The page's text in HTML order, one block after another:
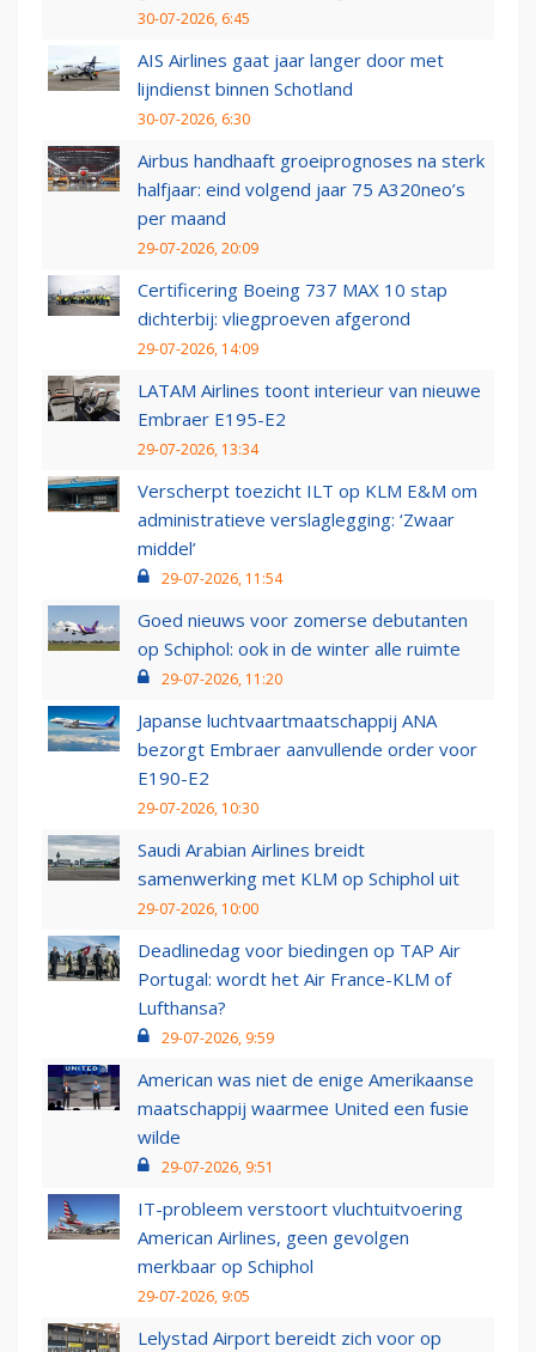
30-07-2026, 6:45
AIS Airlines gaat jaar langer door met
lijndienst binnen Schotland
30-07-2026, 6:30
Airbus handhaaft groeiprognoses na sterk
halfjaar: eind volgend jaar 75 A320neo’s
per maand
29-07-2026, 20:09
Certificering Boeing 737 MAX 10 stap
dichterbij: vliegproeven afgerond
29-07-2026, 14:09
LATAM Airlines toont interieur van nieuwe
Embraer E195-E2
29-07-2026, 13:34
Verscherpt toezicht ILT op KLM E&M om
administratieve verslaglegging: ‘Zwaar
middel’
29-07-2026, 11:54
Goed nieuws voor zomerse debutanten
op Schiphol: ook in de winter alle ruimte
29-07-2026, 11:20
Japanse luchtvaartmaatschappij ANA
bezorgt Embraer aanvullende order voor
E190-E2
29-07-2026, 10:30
Saudi Arabian Airlines breidt
samenwerking met KLM op Schiphol uit
29-07-2026, 10:00
Deadlinedag voor biedingen op TAP Air
Portugal: wordt het Air France-KLM of
Lufthansa?
29-07-2026, 9:59
American was niet de enige Amerikaanse
maatschappij waarmee United een fusie
wilde
29-07-2026, 9:51
IT-probleem verstoort vluchtuitvoering
American Airlines, geen gevolgen
merkbaar op Schiphol
29-07-2026, 9:05
Lelystad Airport bereidt zich voor op